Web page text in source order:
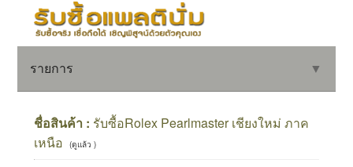
รายการ ▼
ชื่อสินค้า : รับซื้อRolex Pearlmaster เชียงใหม่ ภาค
เหนือ
(ดูแล้ว )